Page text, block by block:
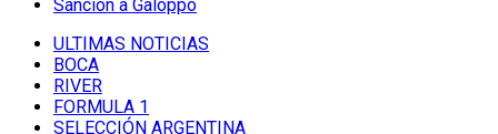
Sanción a Galoppo
ULTIMAS NOTICIAS
BOCA
RIVER
FORMULA 1
SELECCIÓN ARGENTINA